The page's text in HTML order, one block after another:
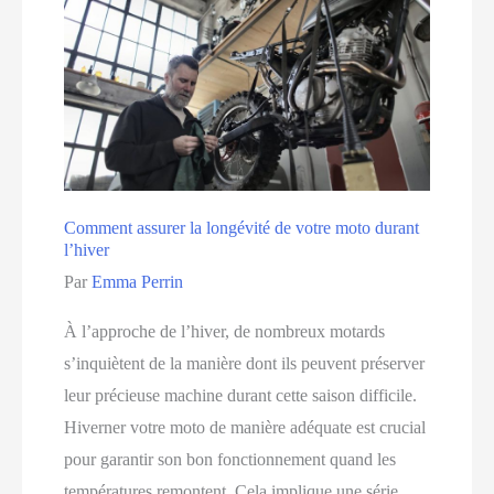
entretien
optimal
de
votre
auto
Comment assurer la longévité de votre moto durant
l’hiver
ParEmma Perrin
À l’approche de l’hiver, de nombreux motards
s’inquiètent de la manière dont ils peuvent préserver
leur précieuse machine durant cette saison difficile.
Hiverner votre moto de manière adéquate est crucial
pour garantir son bon fonctionnement quand les